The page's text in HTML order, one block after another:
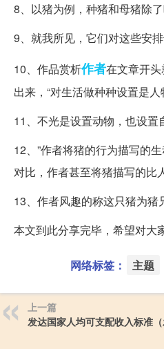
8、以猪为例，种猪和母猪除
9、就我所见，它们对这些安排
10、作品赏析作者在文章开
出来，“对生活做种种设置是人
11、不光是设置动物，也设置
12、”作者将猪的行为描写的
对比，作者甚至将猪描写的比
13、作者风趣的称这只猪为猪
本文到此分享完毕，希望对大
网络标签： 主题
上一篇
发达国家人均可支配收入标准